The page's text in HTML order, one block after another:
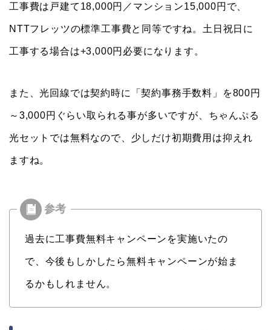
工事費は戸建て18,000円／マンション15,000円で、
NTTフレッツの標準工事費と同等ですね。土日祝日に
工事する場合は+3,000円必要になります。
また、光回線では契約時に「契約事務手数料」を800円
～3,000円ぐらい取られる事が多いですが、ちゃんぷる
光セットでは無料なので、少しだけ初期費用は抑えれ
ますね。
過去に工事費無料キャンペーンを実施いたの
で、今後もしかしたら無料キャンペーンが始ま
るかもしれません。